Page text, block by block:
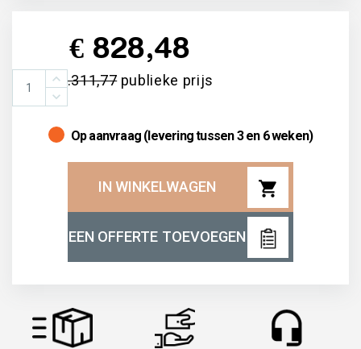
€ 828,48
€ 1.311,77publieke prijs
Op aanvraag (levering tussen 3 en 6 weken)
IN WINKELWAGEN shopping_cart
EEN OFFERTE TOEVOEGEN